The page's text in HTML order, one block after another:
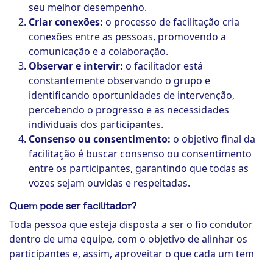
seu melhor desempenho.
Criar conexões: o processo de facilitação cria
conexões entre as pessoas, promovendo a
comunicação e a colaboração.
Observar e intervir: o facilitador está
constantemente observando o grupo e
identificando oportunidades de intervenção,
percebendo o progresso e as necessidades
individuais dos participantes.
Consenso ou consentimento: o objetivo final da
facilitação é buscar consenso ou consentimento
entre os participantes, garantindo que todas as
vozes sejam ouvidas e respeitadas.
Quem pode ser facilitador?
Toda pessoa que esteja disposta a ser o fio condutor
dentro de uma equipe, com o objetivo de alinhar os
participantes e, assim, aproveitar o que cada um tem